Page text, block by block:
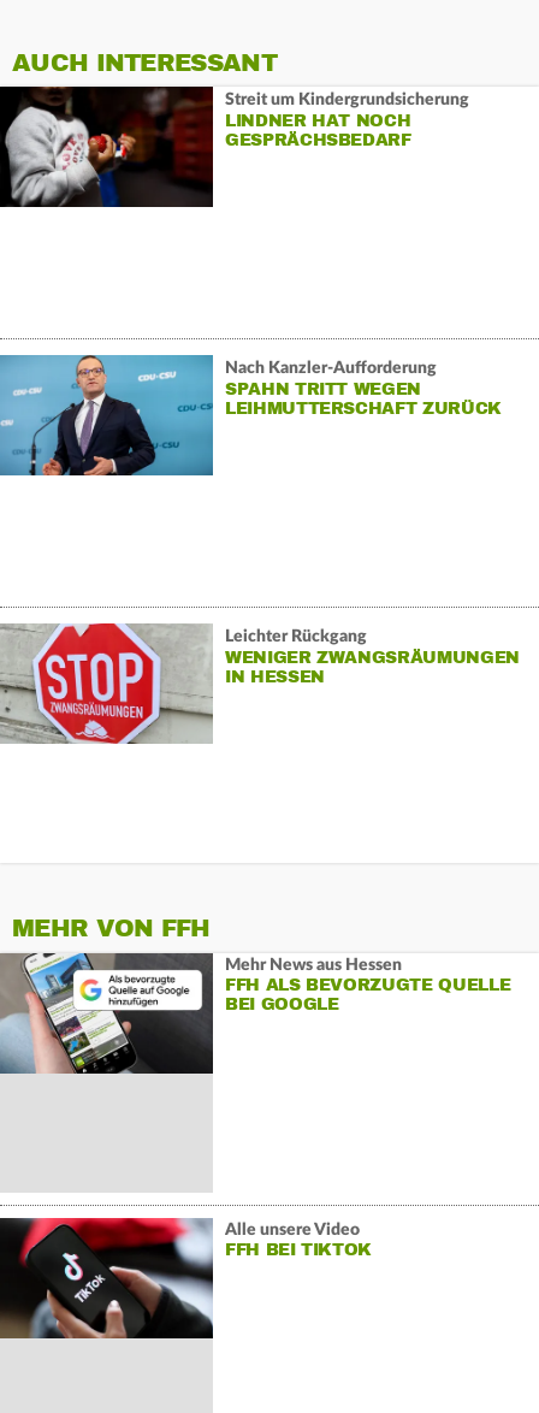
AUCH INTERESSANT
Streit um Kindergrundsicherung
LINDNER HAT NOCH
GESPRÄCHSBEDARF
Nach Kanzler-Aufforderung
SPAHN TRITT WEGEN
LEIHMUTTERSCHAFT ZURÜCK
Leichter Rückgang
WENIGER ZWANGSRÄUMUNGEN
IN HESSEN
MEHR VON FFH
Mehr News aus Hessen
FFH ALS BEVORZUGTE QUELLE
BEI GOOGLE
Alle unsere Video
FFH BEI TIKTOK